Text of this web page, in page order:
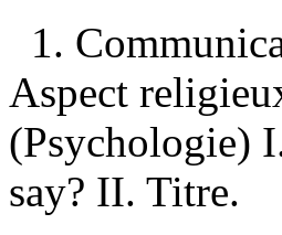
1.
Aspect
(Psychologie)
say? II. Titre.